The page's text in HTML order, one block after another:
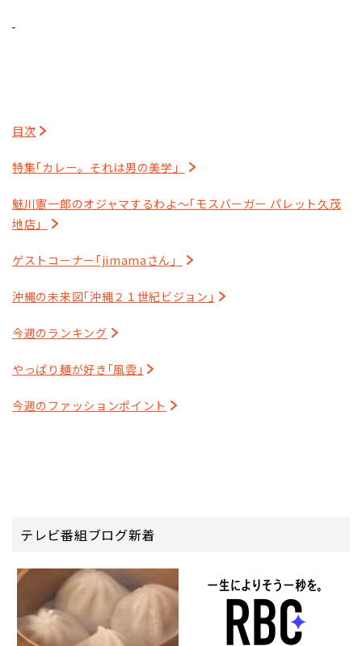
目次
特集｢カレー。それは男の美学」
魅川憲一郎のオジャマするわよ～｢モスバーガー パレット久茂
地店」
ゲストコーナー｢jimamaさん」
沖縄の未来図｢沖縄２１世紀ビジョン｣
今週のランキング
やっぱり麺が好き｢風雲｣
今週のファッションポイント
テレビ番組ブログ新着